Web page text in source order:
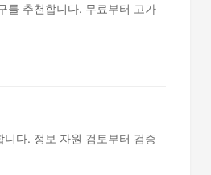
를 추천합니다. 무료부터 고가
다. 정보 자원 검토부터 검증